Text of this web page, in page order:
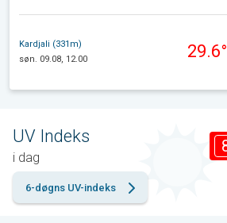
Kardjali (331m)
søn. 09.08, 12.00
29.6°
UV Indeks
i dag
6-døgns UV-indeks